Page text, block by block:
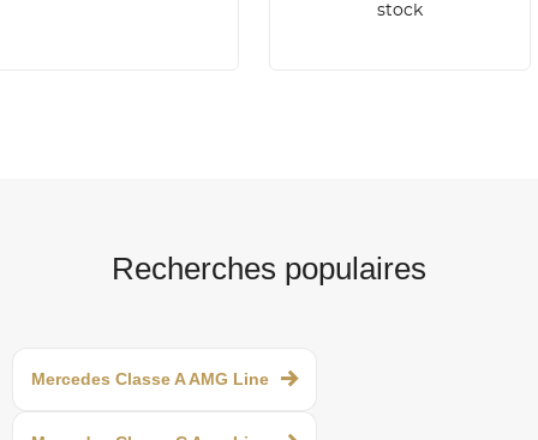
stock
Recherches populaires
Mercedes Classe A AMG Line